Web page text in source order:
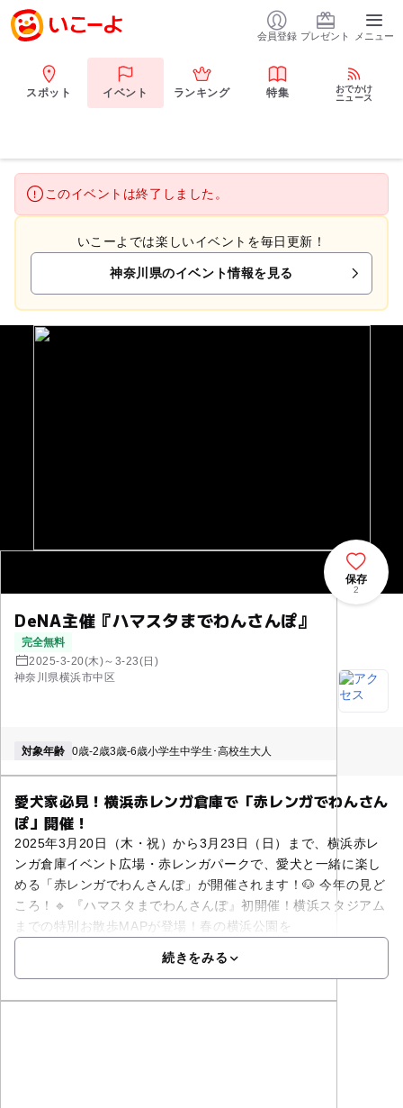
会員登録 プレゼント メニュー
スポット イベント ランキング 特集
おでかけ
ニュース
このイベントは終了しました。
いこーよでは楽しいイベントを毎日更新！
神奈川県のイベント情報を見る
DeNA主催『ハマスタまでわんさんぽ』
完全無料
2025-3-20(木)～3-23(日)
神奈川県横浜市中区
保存
2
対象年齢 0歳-2歳3歳-6歳小学生中学生･高校生大人
愛犬家必見！横浜赤レンガ倉庫で「赤レンガでわんさん
ぽ」開催！
2025年3月20日（木・祝）から3月23日（日）まで、横浜赤レ
ンガ倉庫イベント広場・赤レンガパークで、愛犬と一緒に楽し
める「赤レンガでわんさんぽ」が開催されます！🐶 今年の見ど
ころ！🔹 『ハマスタまでわんさんぽ』初開催！横浜スタジアム
までの特別お散歩MAPが登場！春の横浜公園を
続きをみる